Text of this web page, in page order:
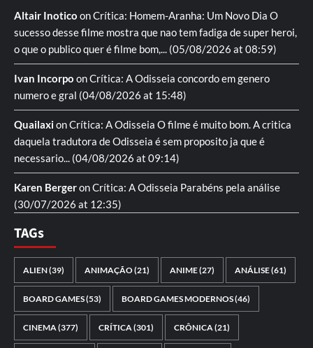
Altair Inotico onCrítica: Homem-Aranha: Um Novo Dia O
sucesso desse filme mostra que nao tem fadiga de super heroi,
o que o publico quer é filme bom,... (05/08/2026 at 08:59)
Ivan Incorpo onCrítica: A Odisseia concordo em genero
numero e gral (04/08/2026 at 15:48)
QuailaxionCrítica: A Odisseia O filme é muito bom. A critica
daquela tradutora de Odisseia é sem proposito ja que é
necessario... (04/08/2026 at 09:14)
Karen BergeronCrítica: A Odisseia Parabéns pela análise
(30/07/2026 at 12:35)
TAGs
ALIEN(39) ANIMAÇÃO(21) ANIME(27) ANÁLISE(61)
BOARD GAMES(53) BOARD GAMES MODERNOS(46)
CINEMA(377) CRÍTICA(301) CRÔNICA(21)